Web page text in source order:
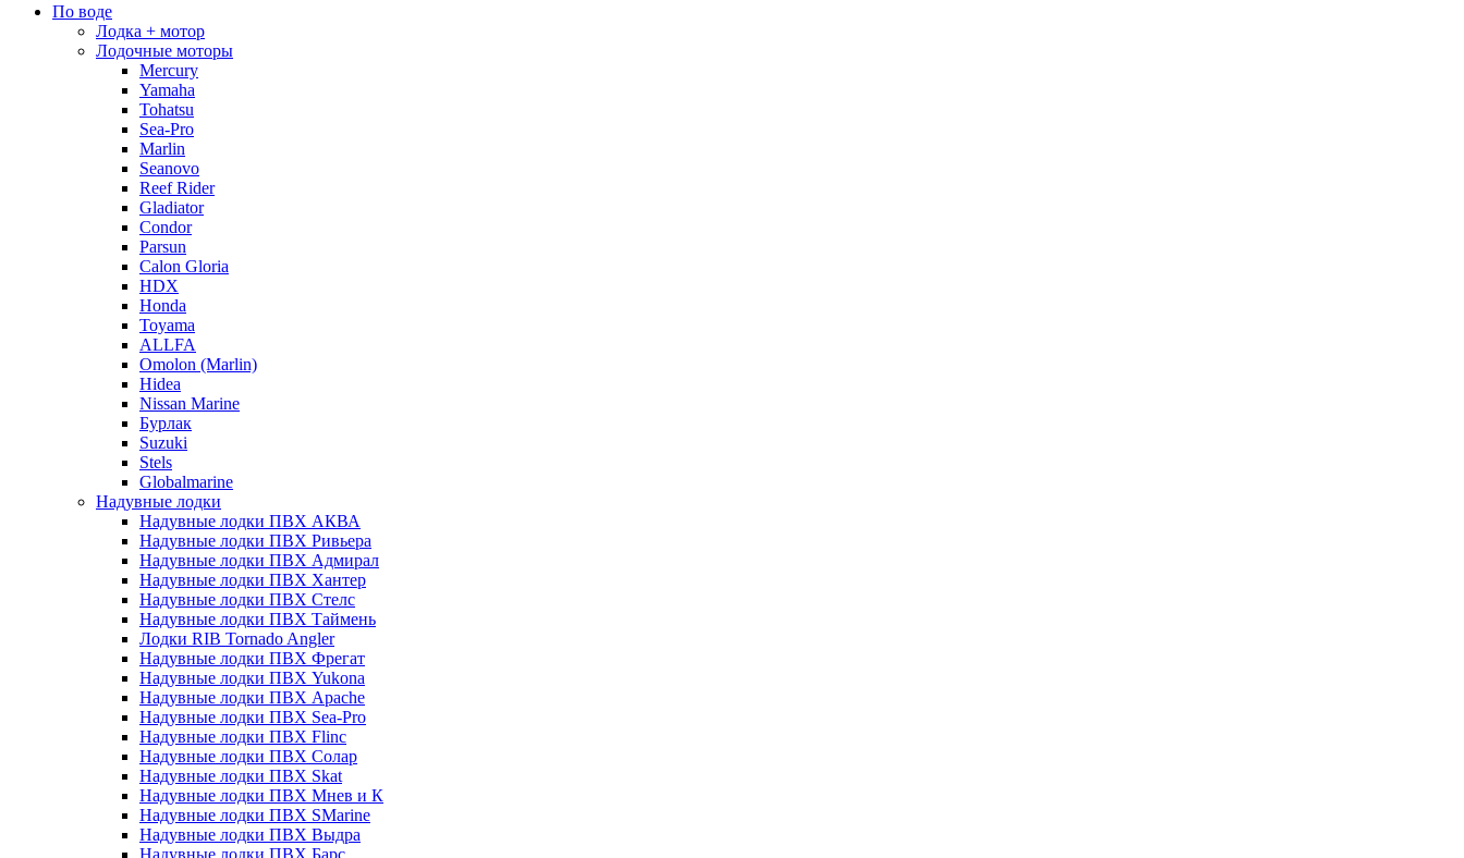
По воде
Лодка + мотор
Лодочные моторы
Mercury
Yamaha
Tohatsu
Sea-Pro
Marlin
Seanovo
Reef Rider
Gladiator
Condor
Parsun
Calon Gloria
HDX
Honda
Toyama
ALLFA
Omolon (Marlin)
Hidea
Nissan Marine
Бурлак
Suzuki
Stels
Globalmarine
Надувные лодки
Надувные лодки ПВХ АКВА
Надувные лодки ПВХ Ривьера
Надувные лодки ПВХ Адмирал
Надувные лодки ПВХ Хантер
Надувные лодки ПВХ Стелс
Надувные лодки ПВХ Таймень
Лодки RIB Tornado Angler
Надувные лодки ПВХ Фрегат
Надувные лодки ПВХ Yukona
Надувные лодки ПВХ Apache
Надувные лодки ПВХ Sea-Pro
Надувные лодки ПВХ Flinc
Надувные лодки ПВХ Солар
Надувные лодки ПВХ Skat
Надувные лодки ПВХ Мнев и К
Надувные лодки ПВХ SMarine
Надувные лодки ПВХ Выдра
Надувные лодки ПВХ Барс